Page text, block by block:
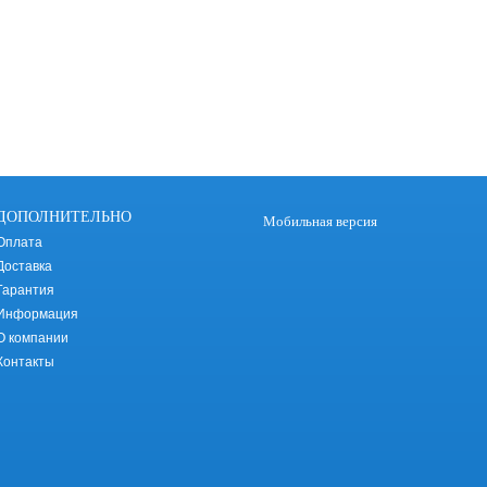
компании
Мобильная версия